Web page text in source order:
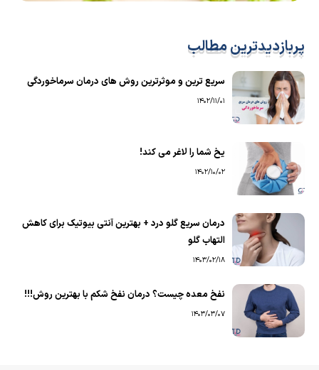
پربازدیدترین مطالب
سریع ترین و موثرترین روش های درمان سرماخوردگی
1402/11/01
یخ شما را لاغر می کند!
1402/10/02
درمان سریع گلو درد + بهترین آنتی بیوتیک برای کاهش
التهاب گلو
1403/02/18
نفخ معده چیست؟ درمان نفخ شکم با بهترین روش!!!
1403/03/07